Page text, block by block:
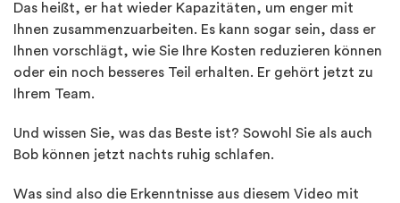
Das heißt, er hat wieder Kapazitäten, um enger mit
Ihnen zusammenzuarbeiten. Es kann sogar sein, dass er
Ihnen vorschlägt, wie Sie Ihre Kosten reduzieren können
oder ein noch besseres Teil erhalten. Er gehört jetzt zu
Ihrem Team.
Und wissen Sie, was das Beste ist? Sowohl Sie als auch
Bob können jetzt nachts ruhig schlafen.
Was sind also die Erkenntnisse aus diesem Video mit